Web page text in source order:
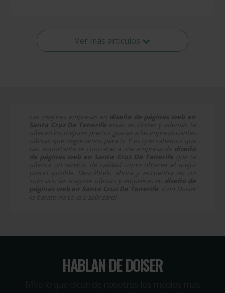
Ver más artículos
HABLAN DE DOISER